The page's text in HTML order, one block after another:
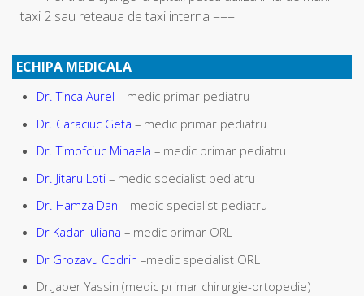
taxi 2 sau reteaua de taxi interna ===
ECHIPA MEDICALA
Dr. Tinca Aurel – medic primar pediatru
Dr. Caraciuc Geta – medic primar pediatru
Dr. Timofciuc Mihaela – medic primar pediatru
Dr. Jitaru Loti – medic specialist pediatru
Dr. Hamza Dan – medic specialist pediatru
Dr Kadar Iuliana – medic primar ORL
Dr Grozavu Codrin –medic specialist ORL
Dr.Jaber Yassin (medic primar chirurgie-ortopedie)